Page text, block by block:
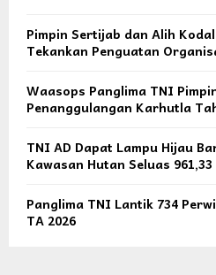
Pimpin Sertijab dan Alih
Tekankan Penguatan
Waasops Panglima TNI
Penanggulangan Karhutla
TNI AD Dapat Lampu Hijau
Kawasan Hutan Seluas 961,33
Panglima TNI Lantik 734
TA 2026